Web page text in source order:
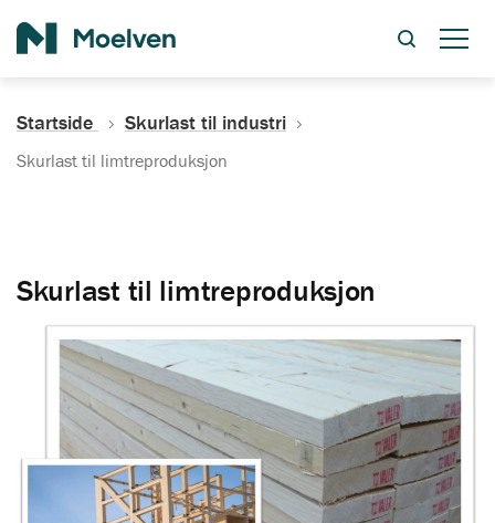
Startside Skurlast til industri
Skurlast til limtreproduksjon
Skurlast til limtreproduksjon